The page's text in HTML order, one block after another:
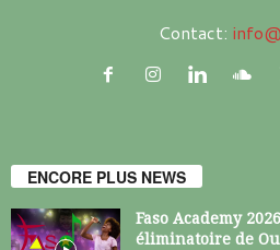
Contact:
ENCORE PLUS NEWS
Faso Academy
éliminatoire de